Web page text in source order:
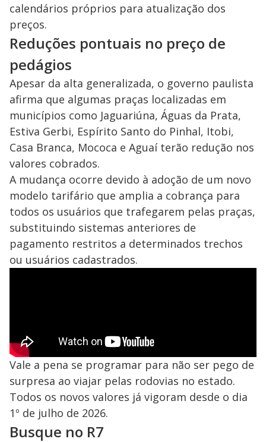
calendários próprios para atualização dos
preços.
Reduções pontuais no preço de
pedágios
Apesar da alta generalizada, o governo paulista
afirma que algumas praças localizadas em
municípios como Jaguariúna, Águas da Prata,
Estiva Gerbi, Espírito Santo do Pinhal, Itobi,
Casa Branca, Mococa e Aguaí terão redução nos
valores cobrados.
A mudança ocorre devido à adoção de um novo
modelo tarifário que amplia a cobrança para
todos os usuários que trafegarem pelas praças,
substituindo sistemas anteriores de
pagamento restritos a determinados trechos
ou usuários cadastrados.
Vale a pena se programar para não ser pego de
surpresa ao viajar pelas rodovias no estado.
Todos os novos valores já vigoram desde o dia
1º de julho de 2026.
Busque no R7